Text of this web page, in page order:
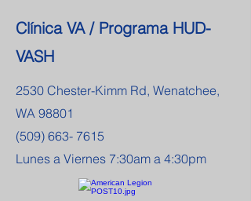
Clínica VA / Programa HUD-
VASH
2530 Chester-Kimm Rd, Wenatchee,
WA 98801
(509) 663- 7615
Lunes a Viernes 7:30am a 4:30pm